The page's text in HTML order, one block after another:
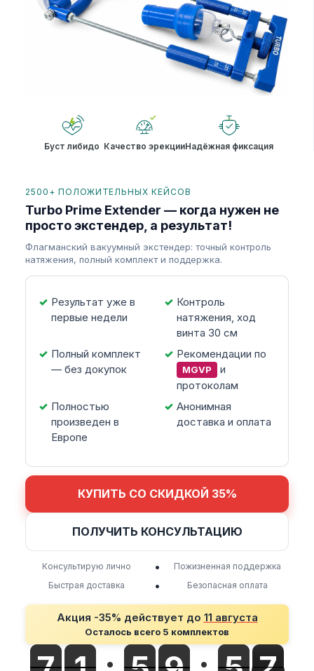
Буст либидо Качество эрекцииНадёжная фиксация
2500+ ПОЛОЖИТЕЛЬНЫХ КЕЙСОВ
Turbo Prime Extender — когда нужен не
просто экстендер, а результат!
Флагманский вакуумный экстендер: точный контроль
натяжения, полный комплект и поддержка.
Результат уже в
первые недели
Контроль
натяжения, ход
винта 30 см
Полный комплект
— без докупок
Рекомендации по
MGVP
и
протоколам
Полностью
произведен в
Европе
Анонимная
доставка и оплата
КУПИТЬ СО СКИДКОЙ 35%
ПОЛУЧИТЬ КОНСУЛЬТАЦИЮ
Консультирую лично •
Пожизненная поддержка
Быстрая доставка
• Безопасная оплата
Акция -35% действует до 11 августа
Осталось всего 5 комплектов